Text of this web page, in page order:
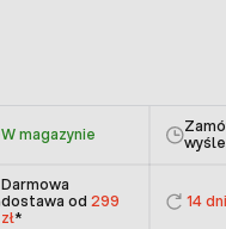
W magazynie
Darmowa
dostawa od 299
zł*
14 dni